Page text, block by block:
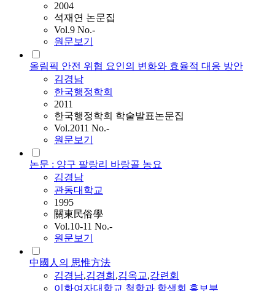
2004
석재연 논문집
Vol.9 No.-
원문보기
올림픽 안전 위협 요인의 변화와 효율적 대응 방안
김경남
한국행정학회
2011
한국행정학회 학술발표논문집
Vol.2011 No.-
원문보기
논문 : 양구 팔랑리 바랑골 농요
김경남
관동대학교
1995
關東民俗學
Vol.10-11 No.-
원문보기
中國人의 思惟方法
김경남,김경희 ,김옥교,강련회
이화여자대학교 철학과 학생회 홍보부